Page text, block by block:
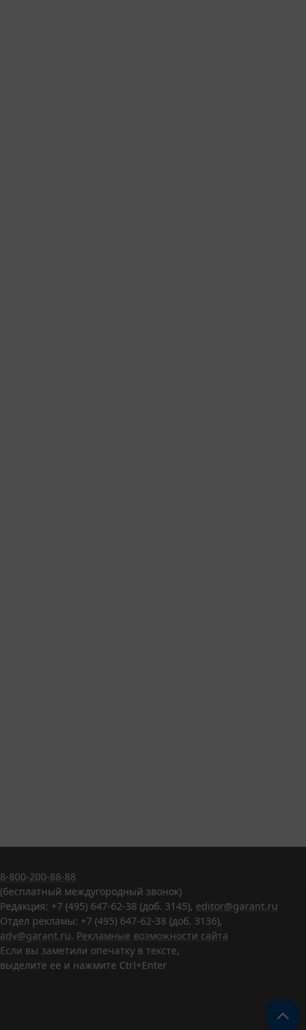
8-800-200-88-88
(бесплатный междугородный звонок)
Редакция: +7 (495) 647-62-38 (доб. 3145), editor@garant.ru
Отдел рекламы: +7 (495) 647-62-38 (доб. 3136),
adv@garant.ru. Рекламные возможности сайта
Если вы заметили опечатку в тексте,
выделите ее и нажмите Ctrl+Enter